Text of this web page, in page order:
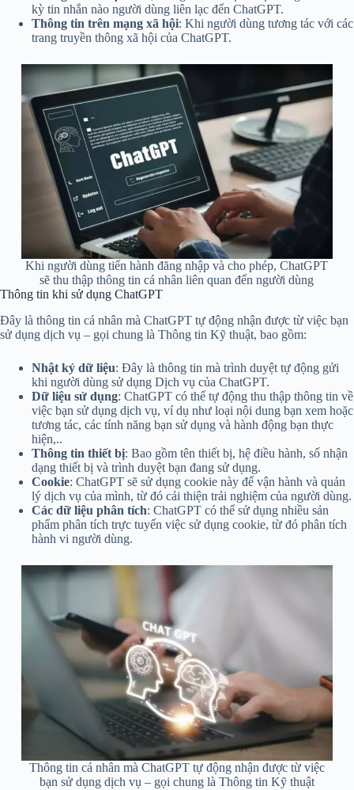
kỳ tin nhắn nào người dùng liên lạc đến ChatGPT.
Thông tin trên mạng xã hội: Khi người dùng tương tác với các
trang truyền thông xã hội của ChatGPT.
Khi người dùng tiến hành đăng nhập và cho phép, ChatGPT
sẽ thu thập thông tin cá nhân liên quan đến người dùng
Thông tin khi sử dụng ChatGPT
Đây là thông tin cá nhân mà ChatGPT tự động nhận được từ việc bạn
sử dụng dịch vụ – gọi chung là Thông tin Kỹ thuật, bao gồm:
Nhật ký dữ liệu: Đây là thông tin mà trình duyệt tự động gửi
khi người dùng sử dụng Dịch vụ của ChatGPT.
Dữ liệu sử dụng: ChatGPT có thể tự động thu thập thông tin về
việc bạn sử dụng dịch vụ, ví dụ như loại nội dung bạn xem hoặc
tương tác, các tính năng bạn sử dụng và hành động bạn thực
hiện,..
Thông tin thiết bị: Bao gồm tên thiết bị, hệ điều hành, số nhận
dạng thiết bị và trình duyệt bạn đang sử dụng.
Cookie: ChatGPT sẽ sử dụng cookie này để vận hành và quản
lý dịch vụ của mình, từ đó cải thiện trải nghiệm của người dùng.
Các dữ liệu phân tích: ChatGPT có thể sử dụng nhiều sản
phẩm phân tích trực tuyến việc sử dụng cookie, từ đó phân tích
hành vi người dùng.
Thông tin cá nhân mà ChatGPT tự động nhận được từ việc
bạn sử dụng dịch vụ – gọi chung là Thông tin Kỹ thuật